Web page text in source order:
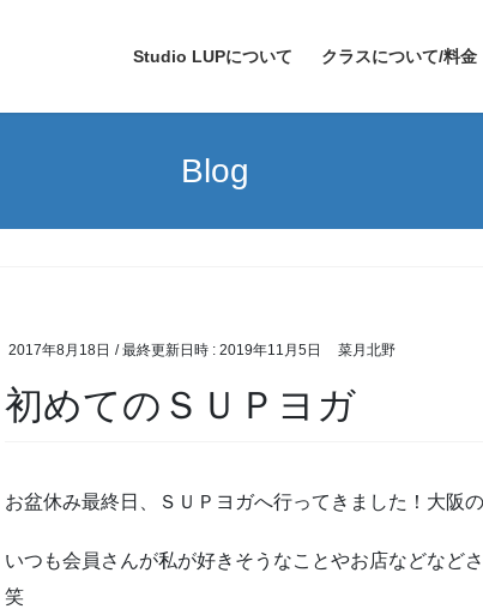
Studio LUPについて クラスについて/料金
Blog
2017年8月18日 / 最終更新日時 : 2019年11月5日 菜月北野
初めてのＳＵＰヨガ
お盆休み最終日、ＳＵＰヨガへ行ってきました！大阪
いつも会員さんが私が好きそうなことやお店などなど
笑